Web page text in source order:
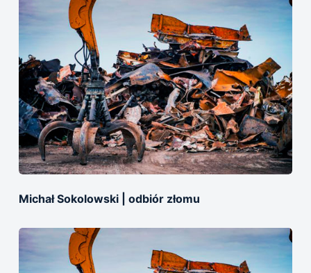
Michał Sokolowski | оdbiór złomu